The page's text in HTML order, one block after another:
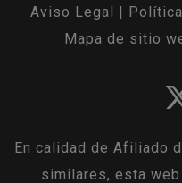
Aviso Legal
Mapa de sitio
En calidad de Afiliado
similares, esta